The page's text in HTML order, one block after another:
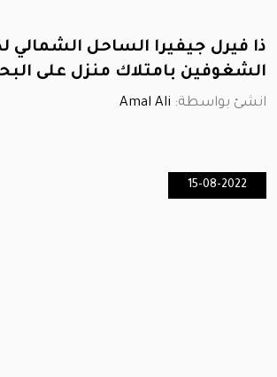
ذا فيرل جيفيرا الساحل الشمالي
الشغوفين بامتلاك منزل على
انشئ بواسطة: Amal Ali
15-08-2022